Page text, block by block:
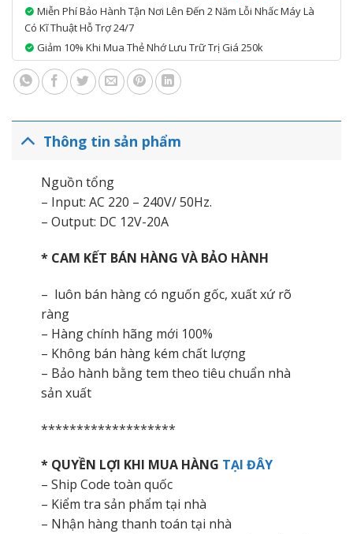
Miễn Phí Bảo Hành Tận Nơi Lên Đến 2 Năm Lỗi Nhấc Máy Là
Có Kĩ Thuật Hỗ Trợ 24/7
Giảm 10% Khi Mua Thẻ Nhớ Lưu Trữ Trị Giá 250k
Thông tin sản phẩm
Nguồn tổng
– Input: AC 220 – 240V/ 50Hz.
– Output: DC 12V-20A
* CAM KẾT BÁN HÀNG VÀ BẢO HÀNH
– luôn bán hàng có nguốn gốc, xuất xứ rõ
ràng
– Hàng chính hãng mới 100%
– Không bán hàng kém chất lượng
– Bảo hành bằng tem theo tiêu chuẩn nhà
sản xuất
*******************
* QUYỀN LỢI KHI MUA HÀNG TẠI ĐÂY
– Ship Code toàn quốc
– Kiểm tra sản phẩm tại nhà
– Nhận hàng thanh toán tại nhà